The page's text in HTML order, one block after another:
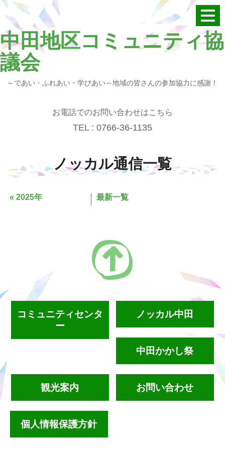
中田地区コミュニティ協
議会
～であい・ふれあい・学びあい～地域の皆さんの参加協力に感謝！
お電話でのお問い合わせはこちら
TEL : 0766-36-1135
ノッカル通信一覧
« 2025年 最新一覧
コミュニティセンタ
ー
ノッカル中田
中田かかし祭
観光案内 お問い合わせ
個人情報保護方針